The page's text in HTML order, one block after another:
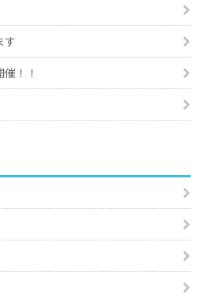
す
！！